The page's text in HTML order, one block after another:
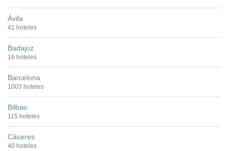
Ávila
41 hoteles
Badajoz
16 hoteles
Barcelona
1003 hoteles
Bilbao
115 hoteles
Cáceres
40 hoteles